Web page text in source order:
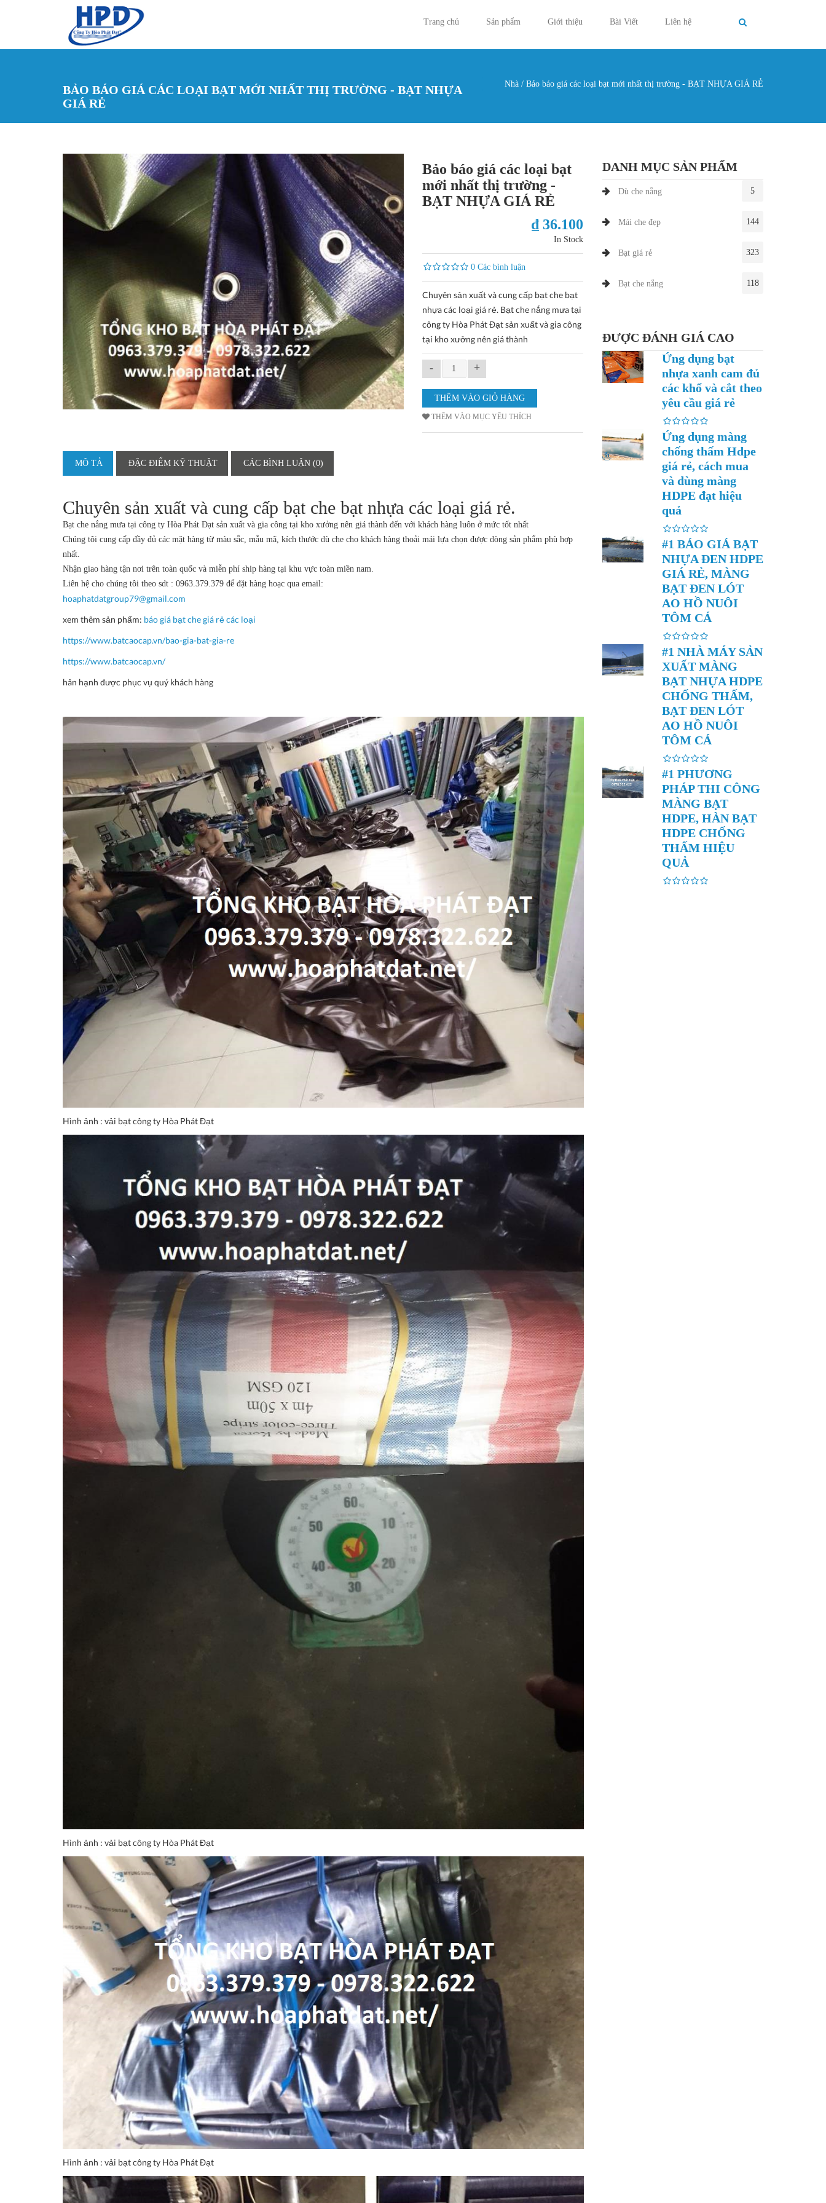
Trang chủ
Sản phẩm Giới thiệu Bài Viết Liên hệ
BẢO BÁO GIÁ CÁC LOẠI BẠT MỚI NHẤT THỊ TRƯỜNG - BẠT NHỰA
GIÁ RẺ
Nhà / Bảo báo giá các loại bạt mới nhất thị trường - BẠT NHỰA GIÁ RẺ
Bảo báo giá các loại bạt
mới nhất thị trường -
BẠT NHỰA GIÁ RẺ
₫ 36.100
In Stock
0 Các bình luận
Chuyên sản xuất và cung cấp bạt che bạt
nhựa các loại giá rẻ. Bạt che nắng mưa tại
công ty Hòa Phát Đạt sản xuất và gia công
tại kho xưởng nên giá thành
- +
THÊM VÀO MỤC YÊU THÍCH
MÔ TẢ ĐẶC ĐIỂM KỸ THUẬT CÁC BÌNH LUẬN (0)
Chuyên sản xuất và cung cấp bạt che bạt nhựa các loại giá rẻ.
Bạt che nắng mưa tại công ty Hòa Phát Đạt sản xuất và gia công tại kho xưởng nên giá thành đến với khách hàng luôn ở mức tốt nhất
Chúng tôi cung cấp đầy đủ các mặt hàng từ màu sắc, mẫu mã, kích thước dù che cho khách hàng thoải mái lựa chọn được dòng sản phẩm phù hợp
nhất.
Nhận giao hàng tận nơi trên toàn quốc và miễn phí ship hàng tại khu vực toàn miền nam.
Liên hệ cho chúng tôi theo sdt : 0963.379.379 để đặt hàng hoạc qua email:
hoaphatdatgroup79@gmail.com
xem thêm sản phẩm: báo giá bạt che giá rẻ các loại
https://www.batcaocap.vn/bao-gia-bat-gia-re​
https://www.batcaocap.vn/
hân hạnh được phục vụ quý khách hàng
Hình ảnh : vải bạt công ty Hòa Phát Đạt
Hình ảnh : vải bạt công ty Hòa Phát Đạt
Hình ảnh : vải bạt công ty Hòa Phát Đạt
DANH MỤC SẢN PHẨM
Dù che nắng 5
Mái che đẹp 144
Bạt giá rẻ 323
Bạt che nắng 118
ĐƯỢC ĐÁNH GIÁ CAO
Ứng dụng bạt
nhựa xanh cam đủ
các khổ và cắt theo
yêu cầu giá rẻ
Ứng dụng màng
chống thấm Hdpe
giá rẻ, cách mua
và dùng màng
HDPE đạt hiệu
quả
#1 BÁO GIÁ BẠT
NHỰA ĐEN HDPE
GIÁ RẺ, MÀNG
BẠT ĐEN LÓT
AO HỒ NUÔI
TÔM CÁ
#1 NHÀ MÁY SẢN
XUẤT MÀNG
BẠT NHỰA HDPE
CHỐNG THẤM,
BẠT ĐEN LÓT
AO HỒ NUÔI
TÔM CÁ
#1 PHƯƠNG
PHÁP THI CÔNG
MÀNG BẠT
HDPE, HÀN BẠT
HDPE CHỐNG
THẤM HIỆU
QUẢ